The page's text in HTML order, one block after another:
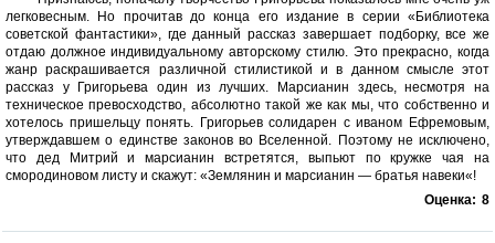
легковесным. Но прочитав до конца его издание в серии «Библиотека
советской фантастики», где данный рассказ завершает подборку, все же
отдаю должное индивидуальному авторскому стилю. Это прекрасно, когда
жанр раскрашивается различной стилистикой и в данном смысле этот
рассказ у Григорьева один из лучших. Марсианин здесь, несмотря на
техническое превосходство, абсолютно такой же как мы, что собственно и
хотелось пришельцу понять. Григорьев солидарен с иваном Ефремовым,
утверждавшем о единстве законов во Вселенной. Поэтому не исключено,
что дед Митрий и марсианин встретятся, выпьют по кружке чая на
смородиновом листу и скажут: «Землянин и марсианин — братья навеки«!
Оценка: 8